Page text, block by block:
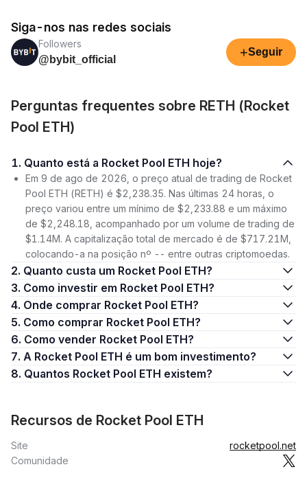
Siga-nos nas redes sociais
Followers
@bybit_official
+Seguir
Perguntas frequentes sobre RETH (Rocket
Pool ETH)
1. Quanto está a Rocket Pool ETH hoje?
Em 9 de ago de 2026, o preço atual de trading de Rocket
Pool ETH (RETH) é $2,238.35. Nas últimas 24 horas, o
preço variou entre um mínimo de $2,233.88 e um máximo
de $2,248.18, acompanhado por um volume de trading de
$1.14M. A capitalização total de mercado é de $717.21M,
colocando-a na posição nº -- entre outras criptomoedas.
2. Quanto custa um Rocket Pool ETH?
3. Como investir em Rocket Pool ETH?
4. Onde comprar Rocket Pool ETH?
5. Como comprar Rocket Pool ETH?
6. Como vender Rocket Pool ETH?
7. A Rocket Pool ETH é um bom investimento?
8. Quantos Rocket Pool ETH existem?
Recursos de Rocket Pool ETH
Site
rocketpool.net
Comunidade